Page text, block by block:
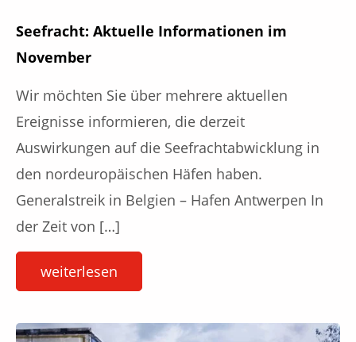
Seefracht: Aktuelle Informationen im
November
Wir möchten Sie über mehrere aktuellen
Ereignisse informieren, die derzeit
Auswirkungen auf die Seefrachtabwicklung in
den nordeuropäischen Häfen haben.
Generalstreik in Belgien – Hafen Antwerpen In
der Zeit von […]
weiterlesen